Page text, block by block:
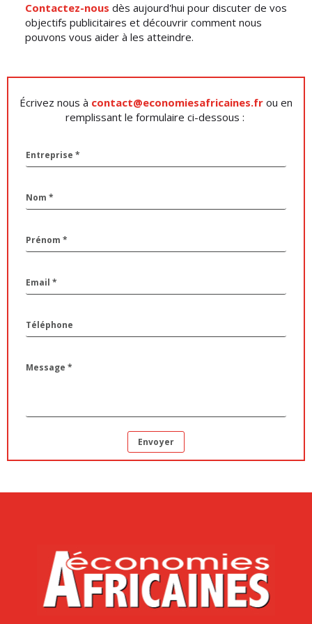
Contactez-nous dès aujourd'hui pour discuter de vos
objectifs publicitaires et découvrir comment nous
pouvons vous aider à les atteindre.
Écrivez nous à contact@economiesafricaines.fr ou en
remplissant le formulaire ci-dessous :
Envoyer